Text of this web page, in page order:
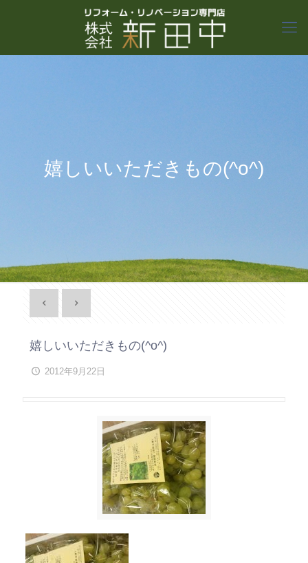
嬉しいいただきもの(^o^)
嬉しいいただきもの(^o^)
2012年9月22日